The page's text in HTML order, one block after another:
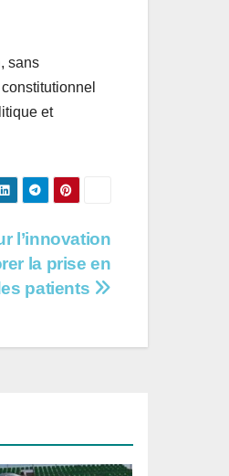
sans
et
l’innovation
la prise en
patients